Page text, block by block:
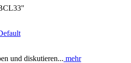
und diskutieren... mehr